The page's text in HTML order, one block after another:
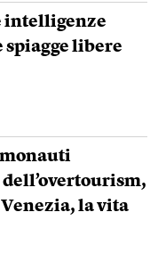
intelligenze
libere
la vita